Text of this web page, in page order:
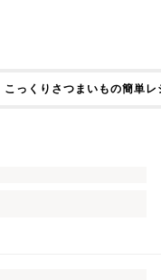
こっくりさつまいもの簡単レ